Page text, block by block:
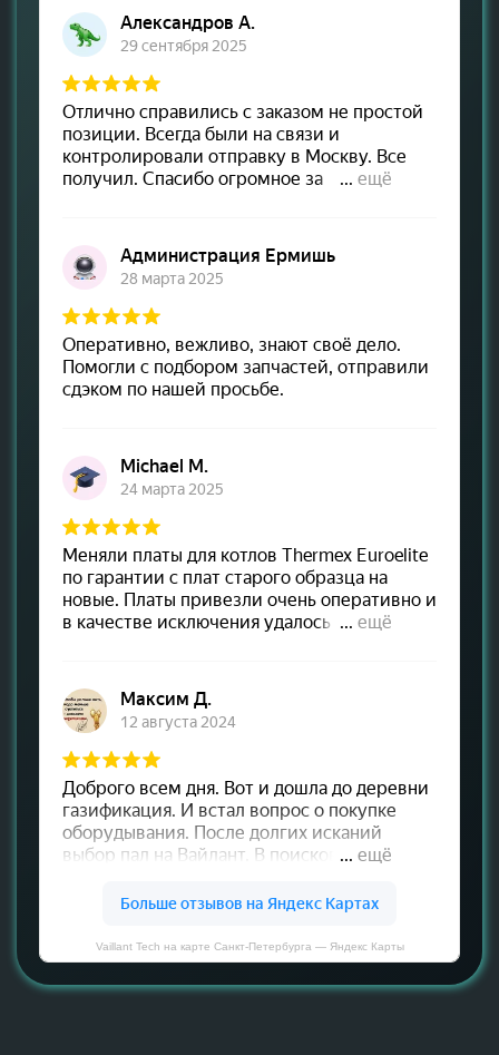
Vaillant Tech на карте Санкт‑Петербурга — Яндекс Карты